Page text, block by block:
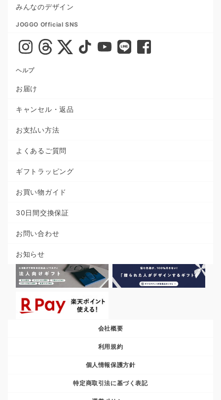
みんなのデザイン
JOGGO Official SNS
ヘルプ
お届け
キャンセル・返品
お支払い方法
よくあるご質問
ギフトラッピング
お買い物ガイド
30日間交換保証
お問い合わせ
お知らせ
会社概要
利用規約
個人情報保護方針
特定商取引法に基づく表記